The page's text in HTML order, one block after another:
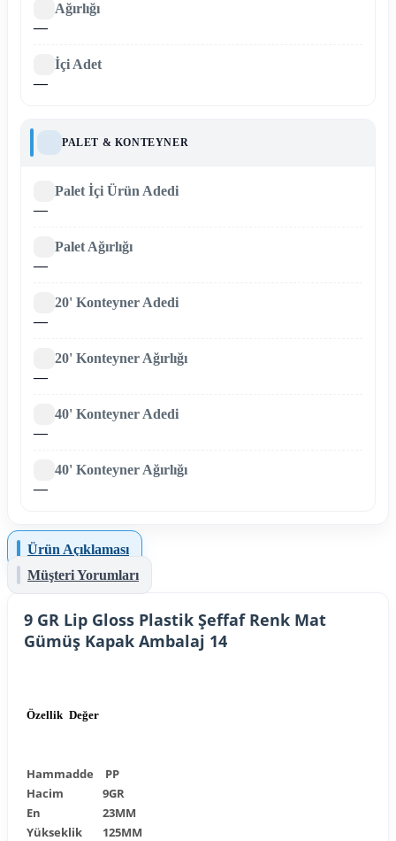
Ağırlığı
—
İçi Adet
—
PALET & KONTEYNER
Palet İçi Ürün Adedi
—
Palet Ağırlığı
—
20' Konteyner Adedi
—
20' Konteyner Ağırlığı
—
40' Konteyner Adedi
—
40' Konteyner Ağırlığı
—
Ürün Açıklaması
Müşteri Yorumları
9 GR Lip Gloss Plastik Şeffaf Renk Mat
Gümüş Kapak Ambalaj 14
Özellik Değer
Hammadde
PP
Hacim
9GR
En
23MM
Yükseklik
125MM